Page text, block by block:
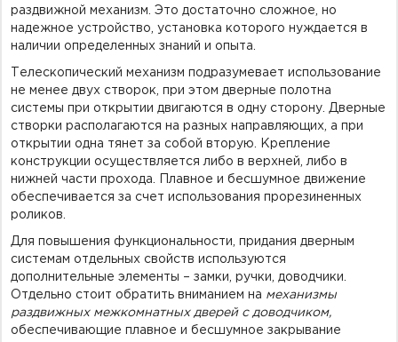
раздвижной механизм. Это достаточно сложное, но
надежное устройство, установка которого нуждается в
наличии определенных знаний и опыта.
Телескопический механизм подразумевает использование
не менее двух створок, при этом дверные полотна
системы при открытии двигаются в одну сторону. Дверные
створки располагаются на разных направляющих, а при
открытии одна тянет за собой вторую. Крепление
конструкции осуществляется либо в верхней, либо в
нижней части прохода. Плавное и бесшумное движение
обеспечивается за счет использования прорезиненных
роликов.
Для повышения функциональности, придания дверным
системам отдельных свойств используются
дополнительные элементы – замки, ручки, доводчики.
Отдельно стоит обратить вниманием на механизмы
раздвижных межкомнатных дверей с доводчиком,
обеспечивающие плавное и бесшумное закрывание